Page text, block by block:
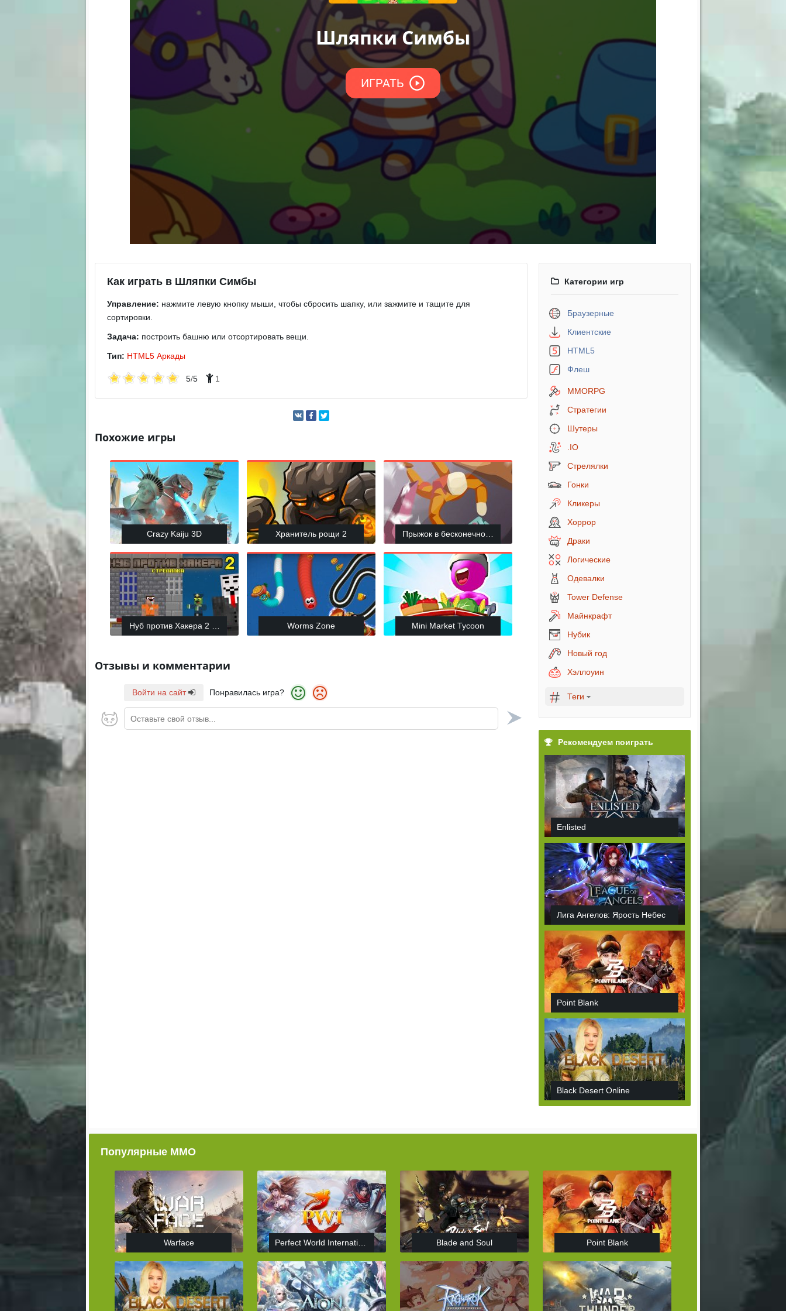
Как играть в Шляпки Симбы
Управление: нажмите левую кнопку мыши, чтобы сбросить шапку, или зажмите и тащите для
сортировки.
Задача: построить башню или отсортировать вещи.
Тип: HTML5 Аркады
5/5 1
Похожие игры
Crazy Kaiju 3D Хранитель рощи 2 Прыжок в бесконечность
Нуб против Хакера 2 стрелялка Worms Zone Mini Market Tycoon
Отзывы и комментарии
Войти на сайт Понравилась игра?
Оставьте свой отзыв...
Категории игр
Браузерные
Клиентские
HTML5
Флеш
MMORPG
Стратегии
Шутеры
.IO
Стрелялки
Гонки
Кликеры
Хоррор
Драки
Логические
Одевалки
Tower Defense
Майнкрафт
Нубик
Новый год
Хэллоуин
Теги
Рекомендуем поиграть
Enlisted
Лига Ангелов: Ярость Небес
Point Blank
Black Desert Online
Популярные ММО
Warface Blade and Soul Point Blank